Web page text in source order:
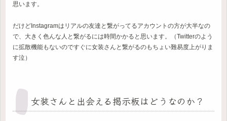
思います。
だけどInstagramはリアルの友達と繋がってるアカウントの方が大半なの
で、大きく色んな人と繋がるには時間かかると思います。（Twitterのよう
に拡散機能もないのですぐに女装さんと繋がるのもちょい難易度上がりま
す泣）
女装さんと出会える掲示板はどうなのか？